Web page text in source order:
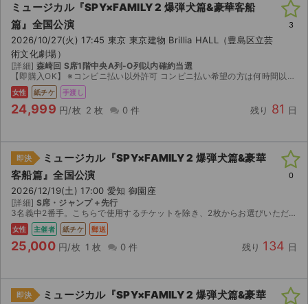
ミュージカル『SPY×FAMILY 2 爆弾犬篇&豪華客船
篇』全国公演
2026/10/27(火) 17:45 東京 東京建物 Brillia HALL（豊島区立芸
術文化劇場）
[詳細] 森崎回 S席1階中央A列-O列以内確約当選
【即購入OK】 ※コンビニ払い以外許可 コンビニ払い希望の方は何時間以内に支払い可能かコメントください。 当方で発券し、当日会場付近にて手渡し予定となります。 本人確認対応可能なため、ご希望...
女性 紙チケ 手渡し
24,999 円/枚 2 枚 0 件 残り 81 日
3
即決
ミュージカル『SPY×FAMILY 2 爆弾犬篇&豪華
客船篇』全国公演
2026/12/19(土) 17:00 愛知 御園座
[詳細] S席・ジャンプ＋先行
3名義中2番手。こちらで使用するチケットを除き、2枚からお選びいただけます。※発券日中のお返事必須です。ご連絡がない場合は、こちらが選んでお送りします 分配が可能であれば分配します。
女性 主催者 紙チケ 郵送
25,000 円/枚 1 枚 0 件 残り 134 日
0
即決
ミュージカル『SPY×FAMILY 2 爆弾犬篇&豪華